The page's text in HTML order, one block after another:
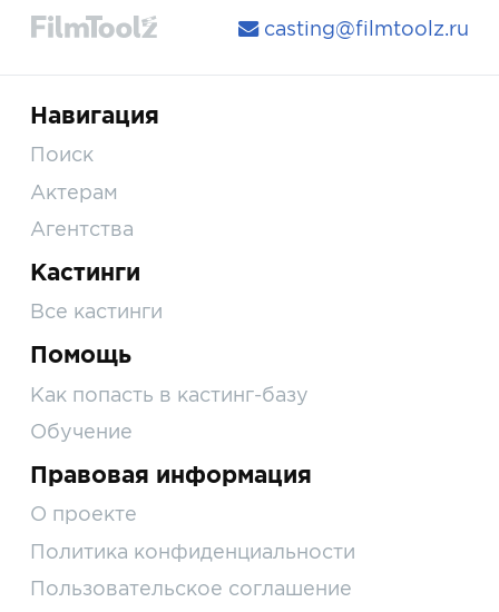
casting@filmtoolz.ru
Навигация
Поиск
Актерам
Агентства
Кастинги
Все кастинги
Помощь
Как попасть в кастинг-базу
Обучение
Правовая информация
О проекте
Политика конфиденциальности
Пользовательское соглашение